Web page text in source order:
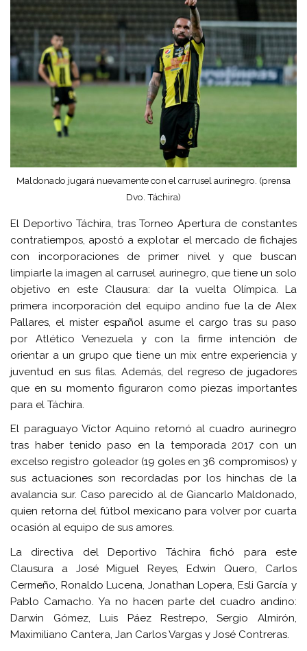
Maldonado jugará nuevamente con el carrusel aurinegro. (prensa
Dvo. Táchira)
El Deportivo Táchira, tras Torneo Apertura de constantes
contratiempos, apostó a explotar el mercado de fichajes
con incorporaciones de primer nivel y que buscan
limpiarle la imagen al carrusel aurinegro, que tiene un solo
objetivo en este Clausura: dar la vuelta Olímpica. La
primera incorporación del equipo andino fue la de Alex
Pallares, el mister español asume el cargo tras su paso
por Atlético Venezuela y con la firme intención de
orientar a un grupo que tiene un mix entre experiencia y
juventud en sus filas. Además, del regreso de jugadores
que en su momento figuraron como piezas importantes
para el Táchira.
El paraguayo Víctor Aquino retornó al cuadro aurinegro
tras haber tenido paso en la temporada 2017 con un
excelso registro goleador (19 goles en 36 compromisos) y
sus actuaciones son recordadas por los hinchas de la
avalancia sur. Caso parecido al de Giancarlo Maldonado,
quien retorna del fútbol mexicano para volver por cuarta
ocasión al equipo de sus amores.
La directiva del Deportivo Táchira fichó para este
Clausura a José Miguel Reyes, Edwin Quero, Carlos
Cermeño, Ronaldo Lucena, Jonathan Lopera, Esli García y
Pablo Camacho. Ya no hacen parte del cuadro andino:
Darwin Gómez, Luis Páez Restrepo, Sergio Almirón,
Maximiliano Cantera, Jan Carlos Vargas y José Contreras.